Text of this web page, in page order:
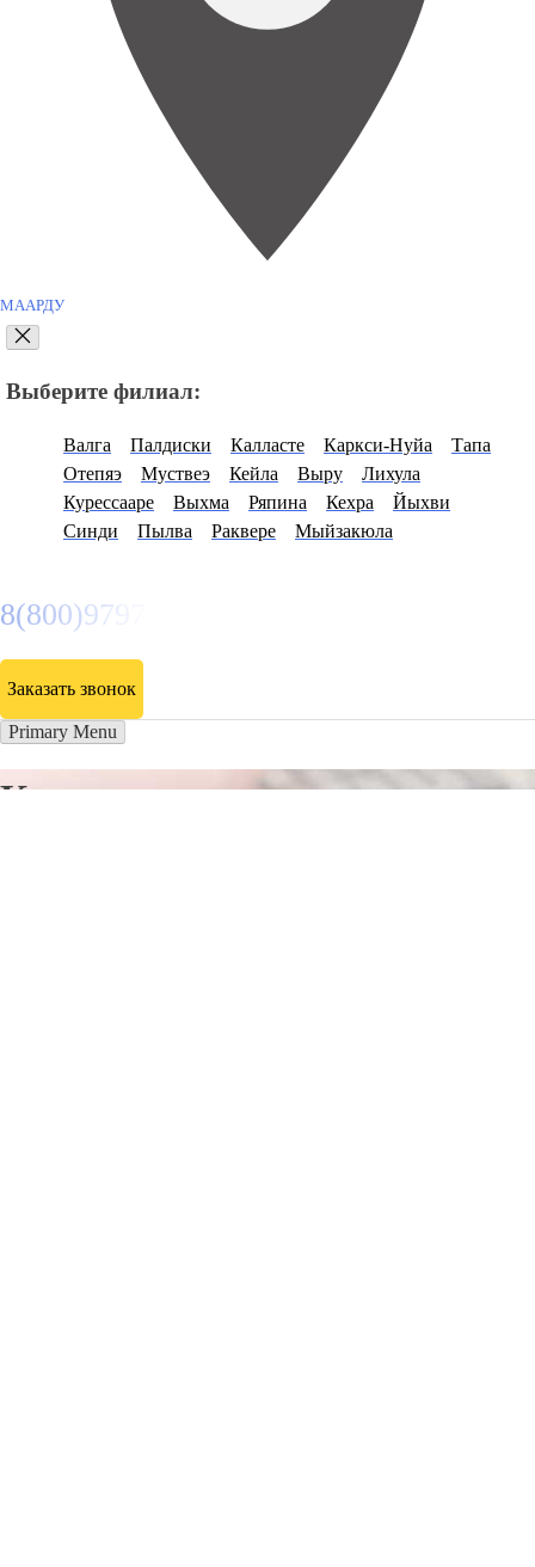
МААРДУ
Выберите филиал:
Валга Палдиски Калласте Каркси-Нуйа
Тапа
Отепяэ
Муствеэ Кейла Выру
Лихула
Курессааре
Выхма Ряпина Кехра
Йыхви
Синди
Пылва Раквере Мыйзакюла
8(800)9797043
Заказать звонок
Primary Menu
Курсы программирования в